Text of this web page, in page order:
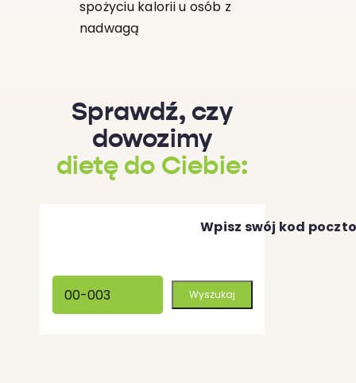
spożyciu kalorii u osób z
nadwagą
Sprawdź, czy
dowozimy
dietę do Ciebie:
Wpisz swój kod